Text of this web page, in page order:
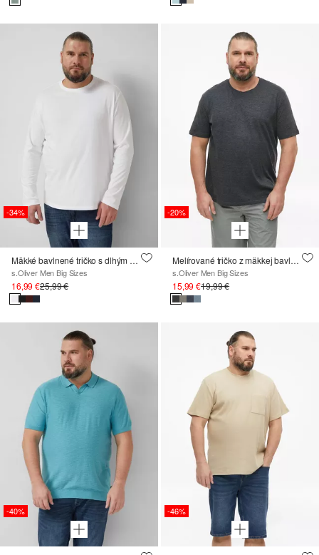
-34%
Mäkké bavlnené tričko s dlhým rukávom
s.Oliver Men Big Sizes
16,99 €25,99 €
-20%
Melírované tričko z mäkkej bavlnenej zmesi
s.Oliver Men Big Sizes
15,99 €19,99 €
-40% -46%